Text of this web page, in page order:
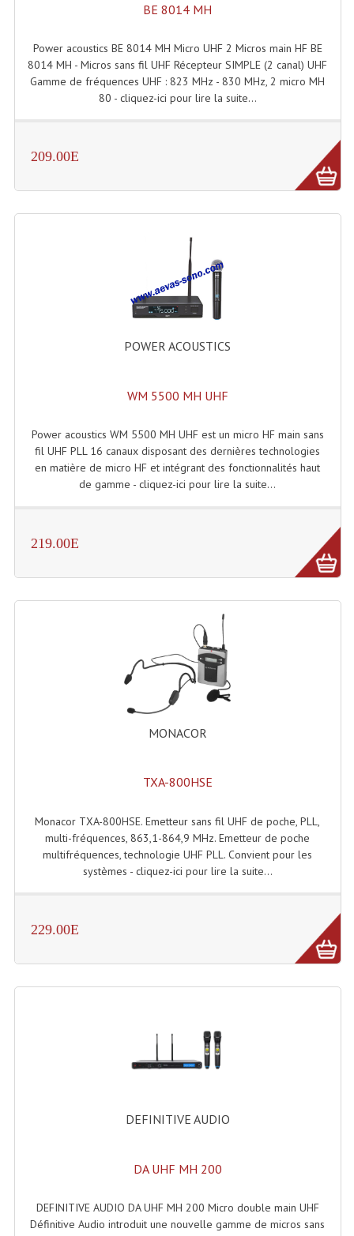
Angles Structure SD250
Angles Structure TRIO290
Cercle Struct Carrée 290
Cercle Struct SCC Carre
Cercle Struct Triangulaire290
Crochets Et Accessoires
Embases Pour Structure
Pendrillon Et Ossature
Pieds De Levage
Structure Et Angles Quatro Deco
Structures
Structures Carrées
Structures, Angles Sd150
Tour De Travail Et Échafaudage
Flight Case Régie
Flight Cases Platine Disque. Lecteurs CD
Flight-Case Pour La Lumière
Meubles DJ
Rack 19" Standard Betonex
Valises Pour Clavier
BE 8014 MH
Power acoustics BE 8014 MH Micro UHF 2 Micros main HF BE
8014 MH - Micros sans fil UHF Récepteur SIMPLE (2 canal) UHF
Gamme de fréquences UHF : 823 MHz - 830 MHz, 2 micro MH
80 - cliquez-ici pour lire la suite...
209.00E
POWER ACOUSTICS
WM 5500 MH UHF
Power acoustics WM 5500 MH UHF est un micro HF main sans
fil UHF PLL 16 canaux disposant des dernières technologies
en matière de micro HF et intégrant des fonctionnalités haut
de gamme - cliquez-ici pour lire la suite...
219.00E
MONACOR
TXA-800HSE
Monacor TXA-800HSE. Emetteur sans fil UHF de poche, PLL,
multi-fréquences, 863,1-864,9 MHz. Emetteur de poche
multifréquences, technologie UHF PLL. Convient pour les
systèmes - cliquez-ici pour lire la suite...
229.00E
DEFINITIVE AUDIO
DA UHF MH 200
DEFINITIVE AUDIO DA UHF MH 200 Micro double main UHF
Définitive Audio introduit une nouvelle gamme de micros sans